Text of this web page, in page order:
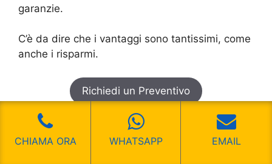
garanzie.
C’è da dire che i vantaggi sono tantissimi, come
anche i risparmi.
Richiedi un Preventivo
Dicono di Noi
CHIAMA ORA WHATSAPP EMAIL